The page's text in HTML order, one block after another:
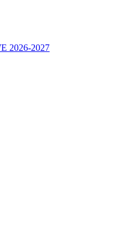
2026-2027